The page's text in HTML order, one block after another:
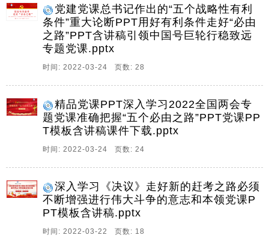
5、主讲人,中天文库,准确把握五个必由之路,聚焦2022全
国两会,前言,3月5日,中共中央总书记国家主席中央军委
主席习近平在参加十三届全国人大五次会议内蒙古代表
团审议时,首次用五个必由之路系统阐明新时代党和人民
奋进历程昭示的重要认识,什么是五。
6、走好新的赶考之路必须不断增强进行伟大斗争的意志
和本领,党员干部深入学习决议专题党课,前言,岁月的长
河奔涌向前,斗争的步伐永不停歇,过去一百年,中国共产
党进行了一场又一场气壮山河的伟大斗争,向人民向历史
交出了一份优异的答卷,立足如期全面建成小。
间,2022,01,10,党的十九届六中全会通过的中共中央关于
党的百年奋斗重大成就和历史经验的决议以下简称决议
指出,保证党的团结统一是党的生命加强和维护。
8、中国共产党百年辉煌,坚持独立自主走好新的赶考之
党建党课总书记作出的“五个战略性有利
条件”重大论断PPT用好有利条件走好“必由
之路”PPT含讲稿引领中国号巨轮行稳致远
专题党课.pptx
时间: 2022-03-24 页数: 28
精品党课PPT深入学习2022全国两会专
题党课准确把握“五个必由之路”PPT党课PP
T模板含讲稿课件下载.pptx
时间: 2022-03-24 页数: 24
深入学习《决议》走好新的赶考之路必须
不断增强进行伟大斗争的意志和本领党课P
PT模板含讲稿.pptx
时间: 2022-03-22 页数: 18